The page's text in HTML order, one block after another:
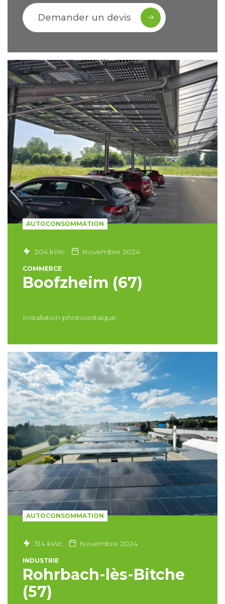
Demander un devis
AUTOCONSOMMATION
304 kWc Novembre 2024
COMMERCE
Boofzheim (67)
Installation photovoltaïque
AUTOCONSOMMATION
314 kWc Novembre 2024
INDUSTRIE
Rohrbach-lès-Bitche
(57)